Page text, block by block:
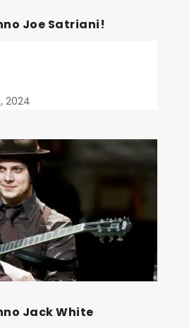
Joe Satriani!
2024
Jack White